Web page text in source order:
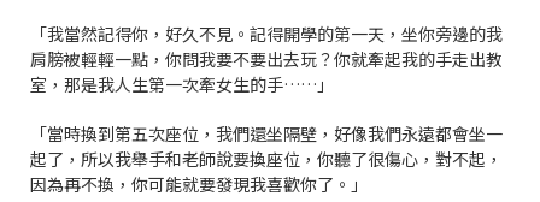
「我當然記得你，好久不見。記得開學的第一天，坐你旁邊的我
肩膀被輕輕一點，你問我要不要出去玩？你就牽起我的手走出教
室，那是我人生第一次牽女生的手……」
「當時換到第五次座位，我們還坐隔壁，好像我們永遠都會坐一
起了，所以我舉手和老師說要換座位，你聽了很傷心，對不起，
因為再不換，你可能就要發現我喜歡你了。」